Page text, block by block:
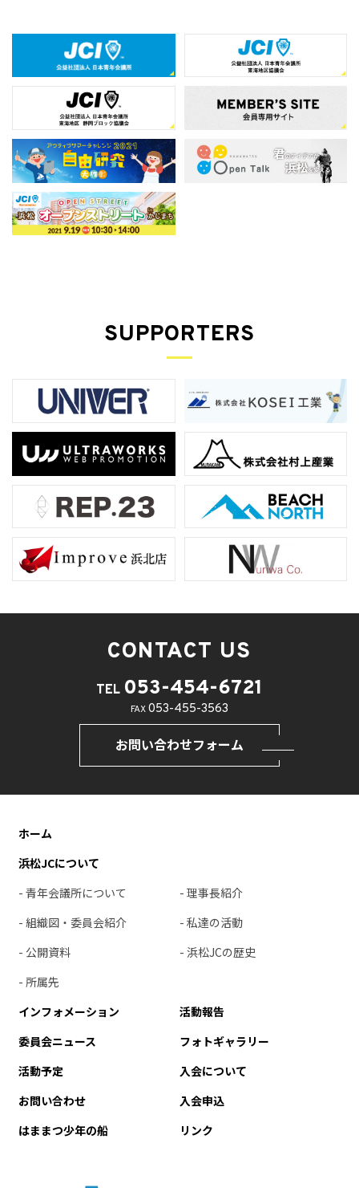
SUPPORTERS
CONTACT US
TEL 053-454-6721
FAX053-455-3563
お問い合わせフォーム
ホーム
浜松JCについて
- 青年会議所について
- 理事長紹介
- 組織図・委員会紹介
- 私達の活動
- 公開資料
- 浜松JCの歴史
- 所属先
インフォメーション
活動報告
委員会ニュース
フォトギャラリー
活動予定
入会について
お問い合わせ
入会申込
はままつ少年の船
リンク